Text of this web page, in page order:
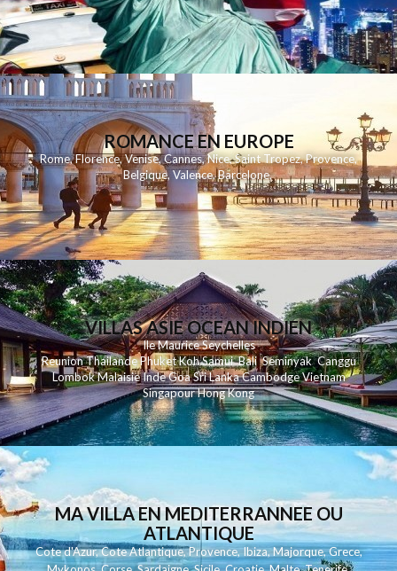
ROMANCE EN EUROPE
Rome,Florence,Venise,Cannes,Nice,Saint Tropez,Provence,
Belgique,Valence,Barcelone,
VILLAS ASIE OCEAN INDIEN
Ile MauriceSeychelles
ReunionThailandePhuketKohSamui Bali SeminyakCanggu
LombokMalaisieIndeGoaSri LankaCambodgeVietnam
SingapourHong Kong
MA VILLA EN MEDITERRANNEE OU
ATLANTIQUE
Cote d'Azur,Cote Atlantique,Provence,Ibiza,Majorque,Grece,